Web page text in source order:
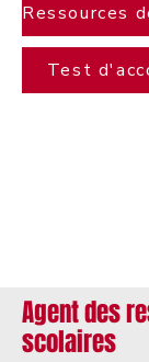
Test
Agent des
scolaires